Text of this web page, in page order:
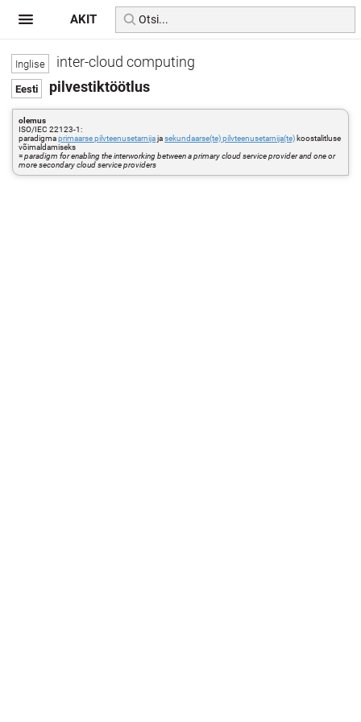
inter-cloud computing
pilvestiktöötlus
olemus
ISO/IEC 22123-1:
paradigmaprimaarse pilvteenusetarnijajasekundaarse(te) pilvteenusetarnija(te) koostalitluse
võimaldamiseks
=paradigm for enabling the interworking between a primary cloud service provider and one or
more secondary cloud service providers
AKIT